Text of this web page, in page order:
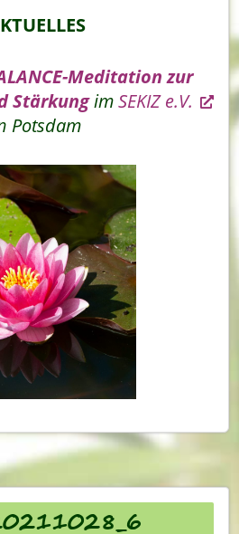
Meditation zur
StärkungimSEKIZ e.V.
Potsdam